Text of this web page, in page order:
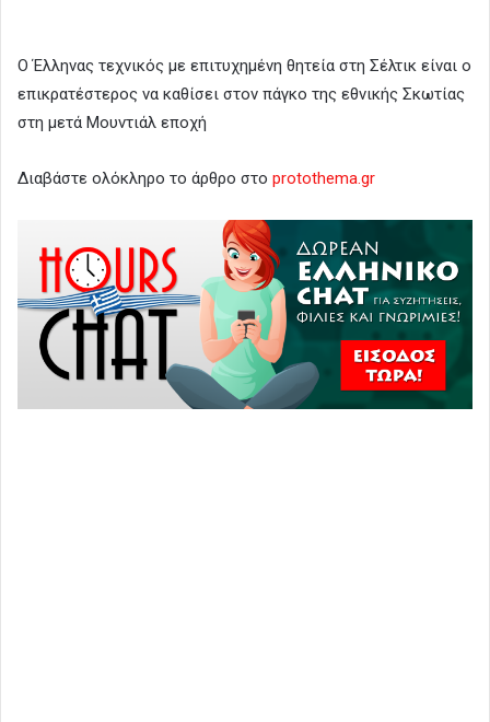
Ο Έλληνας τεχνικός με επιτυχημένη θητεία στη Σέλτικ είναι ο
επικρατέστερος να καθίσει στον πάγκο της εθνικής Σκωτίας
στη μετά Μουντιάλ εποχή
Διαβάστε ολόκληρο το άρθρο στο protothema.gr